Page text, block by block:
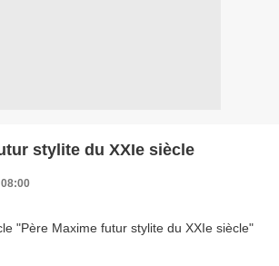
stylite du XXIe siècle